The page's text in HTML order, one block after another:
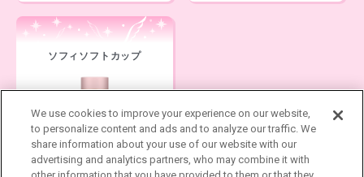
ソフィソフトカップ
ソフトカップ
We use cookies to improve your experience on our website,
to personalize content and ads and to analyze our traffic. We
share information about your use of our website with our
advertising and analytics partners, who may combine it with